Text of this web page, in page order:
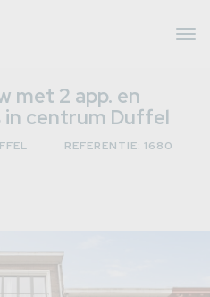
met 2 app. en
in centrum Duffel
REFERENTIE: 1680